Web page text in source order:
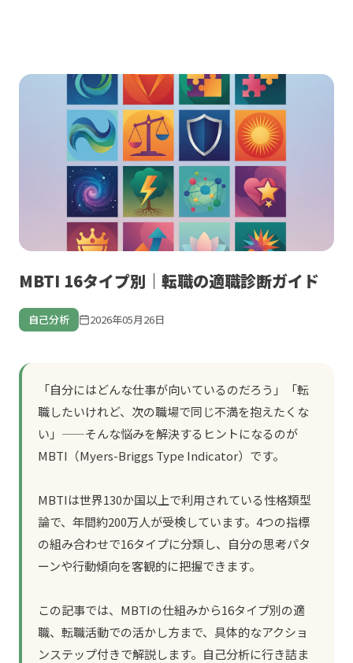
MBTI 16タイプ別｜転職の適職診断ガイド
自己分析 2026年05月26日
「自分にはどんな仕事が向いているのだろう」「転
職したいけれど、次の職場で同じ不満を抱えたくな
い」——そんな悩みを解決するヒントになるのが
MBTI（Myers-Briggs Type Indicator）です。
MBTIは世界130か国以上で利用されている性格類型
論で、年間約200万人が受検しています。4つの指標
の組み合わせで16タイプに分類し、自分の思考パタ
ーンや行動傾向を客観的に把握できます。
この記事では、MBTIの仕組みから16タイプ別の適
職、転職活動での活かし方まで、具体的なアクショ
ンステップ付きで解説します。自己分析に行き詰ま